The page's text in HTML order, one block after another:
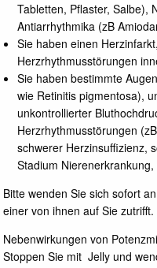
Tabletten, Pflaster, Salbe),
Antiarrhythmika (zB
Sie haben einen
Herzrhythmusstörungen
Sie haben bestimmte
wie Retinitis pigmentosa),
unkontrollierter
Herzrhythmusstörungen
schwerer Herzinsuffizienz,
Stadium
Bitte wenden Sie sich sofort
einer von ihnen auf Sie zutrifft.
Nebenwirkungen von
Stoppen Sie mit Jelly und